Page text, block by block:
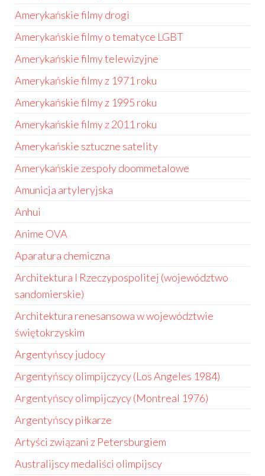
Amerykańskie filmy drogi
Amerykańskie filmy o tematyce LGBT
Amerykańskie filmy telewizyjne
Amerykańskie filmy z 1971 roku
Amerykańskie filmy z 1995 roku
Amerykańskie filmy z 2011 roku
Amerykańskie sztuczne satelity
Amerykańskie zespoły doommetalowe
Amunicja artyleryjska
Anhui
Anime OVA
Aparatura chemiczna
Architektura I Rzeczypospolitej (województwo
sandomierskie)
Architektura renesansowa w województwie
świętokrzyskim
Argentyńscy judocy
Argentyńscy olimpijczycy (Los Angeles 1984)
Argentyńscy olimpijczycy (Montreal 1976)
Argentyńscy piłkarze
Artyści związani z Petersburgiem
Australijscy medaliści olimpijscy